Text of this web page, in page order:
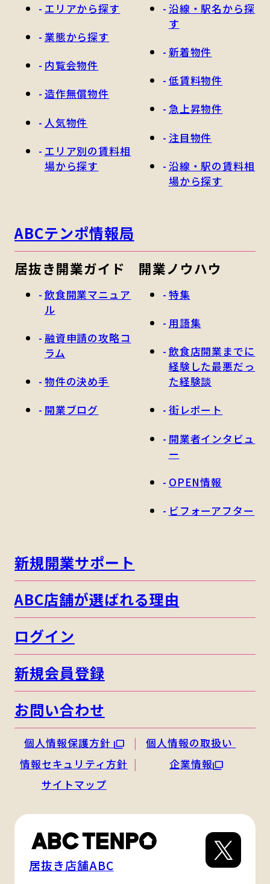
エリアから探す
業態から探す
内覧会物件
造作無償物件
人気物件
エリア別の賃料相
場から探す
沿線・駅名から探
す
新着物件
低賃料物件
急上昇物件
注目物件
沿線・駅の賃料相
場から探す
ABCテンポ情報局
居抜き開業ガイド
飲食開業マニュア
ル
融資申請の攻略コ
ラム
物件の決め手
開業ブログ
開業ノウハウ
特集
用語集
飲食店開業までに
経験した最悪だっ
た経験談
街レポート
開業者インタビュ
ー
OPEN情報
ビフォーアフター
新規開業サポート
ABC店舗が選ばれる理由
ログイン
新規会員登録
お問い合わせ
個人情報保護方針
個人情報の取扱い
情報セキュリティ方針
企業情報
サイトマップ
居抜き店舗ABC